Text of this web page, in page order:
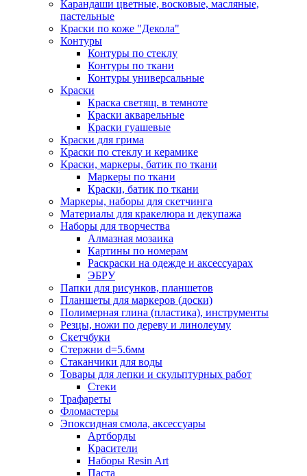
Карандаши цветные, восковые, масляные,
пастельные
Краски по коже "Декола"
Контуры
Контуры по стеклу
Контуры по ткани
Контуры универсальные
Краски
Краска светящ. в темноте
Краски акварельные
Краски гуашевые
Краски для грима
Краски по стеклу и керамике
Краски, маркеры, батик по ткани
Маркеры по ткани
Краски, батик по ткани
Маркеры, наборы для скетчинга
Материалы для кракелюра и декупажа
Наборы для творчества
Алмазная мозаика
Картины по номерам
Раскраски на одежде и аксессуарах
ЭБРУ
Папки для рисунков, планшетов
Планшеты для маркеров (доски)
Полимерная глина (пластика), инструменты
Резцы, ножи по дереву и линолеуму
Скетчбуки
Стержни d=5.6мм
Стаканчики для воды
Товары для лепки и скульптурных работ
Стеки
Трафареты
Фломастеры
Эпоксидная смола, аксессуары
Артборды
Красители
Наборы Resin Art
Паста